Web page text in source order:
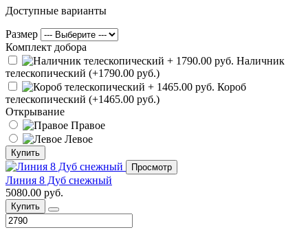
Доступные варианты
Размер
Комплект добора
Наличник
телескопический (+1790.00 руб.)
Короб
телескопический (+1465.00 руб.)
Открывание
Правое
Левое
Купить
Просмотр
Линия 8 Дуб снежный
5080.00 руб.
Купить